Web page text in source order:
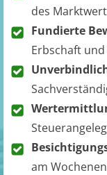
des
Fundierte
Erbschaft
am